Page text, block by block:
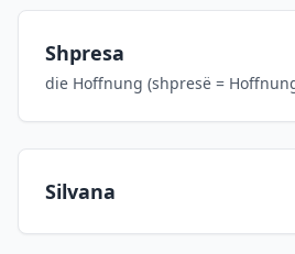
Shpresa
die Hoffnung (shpresë =
Silvana